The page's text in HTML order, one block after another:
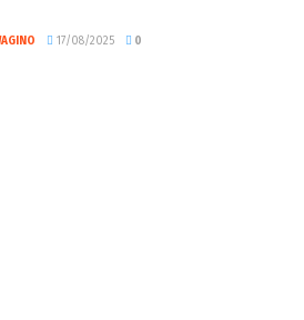
17/08/2025 0